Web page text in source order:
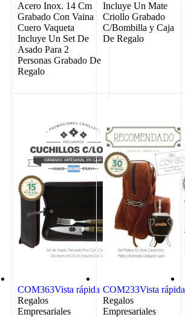
Acero Inox. 14 Cm
Grabado Con Vaina
Cuero Vaqueta
Incluye Un Set De
Asado Para 2
Personas Grabado De
Regalo
Incluye Un Mate
Criollo Grabado
C/Bombilla y Caja
De Regalo
COM363Vista rápida
Regalos
Empresariales
COM233Vista rápida
Regalos
Empresariales